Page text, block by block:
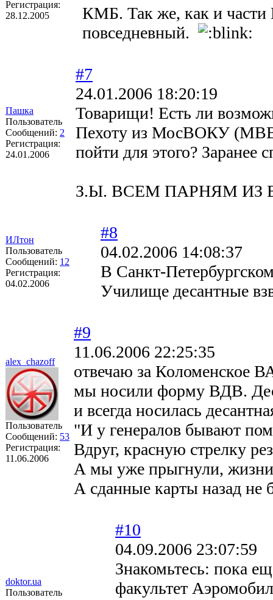
Регистрация:
28.12.2005
КМБ. Так же, как и
повседневный.
Пашка
Пользователь
Сообщений: 2
Регистрация:
24.01.2006
#7
24.01.2006 18:20:19
Товарищи! Есть ли
Пехоту из МосВОКУ
пойти для этого? Заранее
З.Ы. ВСЕМ ПАРНЯМ ИЗ
ИЛтон
Пользователь
Сообщений: 12
Регистрация:
04.02.2006
#8
04.02.2006 14:08:37
В Санкт-
Училище десантные
alex_chazoff
Пользователь
Сообщений: 53
Регистрация:
11.06.2006
#9
11.06.2006 22:25:35
отвечаю за Коломенское
мы носили форму ВДВ.
и всегда носилась
"И у генералов бывают
Вдруг, красную стрелку
А мы уже прыгнули, жизни
А сданные карты назад не
doktor.ua
Пользователь
#10
04.09.2006 23:07:59
Знакомьтесь: пока
факультет